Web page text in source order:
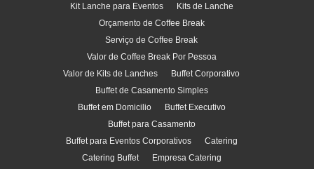
Kit Lanche para Eventos
Kits de Lanche
Orçamento de Coffee Break
Serviço de Coffee Break
Valor de Coffee Break Por Pessoa
Valor de Kits de Lanches
Buffet Corporativo
Buffet de Casamento Simples
Buffet em Domicilio
Buffet Executivo
Buffet para Casamento
Buffet para Eventos Corporativos
Catering
Catering Buffet
Empresa Catering